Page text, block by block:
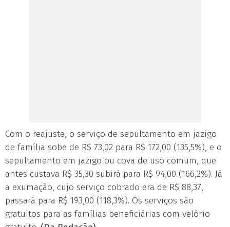
Com o reajuste, o serviço de sepultamento em jazigo
de família sobe de R$ 73,02 para R$ 172,00 (135,5%), e o
sepultamento em jazigo ou cova de uso comum, que
antes custava R$ 35,30 subirá para R$ 94,00 (166,2%). Já
a exumação, cujo serviço cobrado era de R$ 88,37,
passará para R$ 193,00 (118,3%). Os serviços são
gratuitos para as famílias beneficiárias com velório